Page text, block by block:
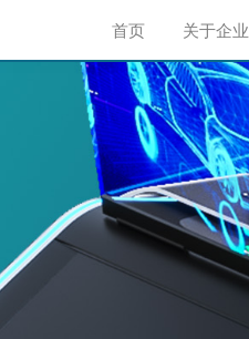
首页 关于企业